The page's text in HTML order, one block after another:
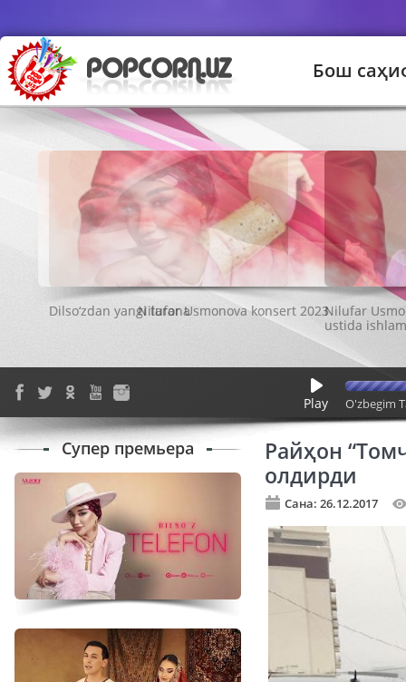
Бош
Nilufar Usmonova konsert 2023
Play O'zbegim
Райҳон
олдирди
Сана: 26.12.2017
Супер премьера